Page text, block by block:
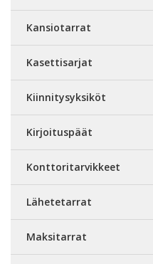
Kansiotarrat
Kasettisarjat
Kiinnitysyksiköt
Kirjoituspäät
Konttoritarvikkeet
Lähetetarrat
Maksitarrat